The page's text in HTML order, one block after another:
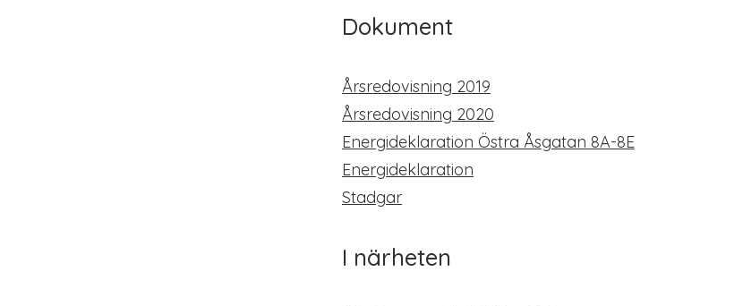
Dokument
Årsredovisning 2019
Årsredovisning 2020
Energideklaration Östra Åsgatan 8A-8E
Energideklaration
Stadgar
I närheten